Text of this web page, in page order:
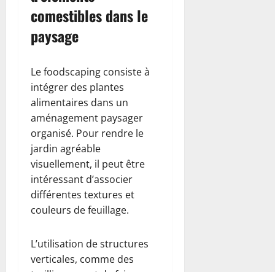
comestibles dans le
paysage
Le foodscaping consiste à
intégrer des plantes
alimentaires dans un
aménagement paysager
organisé. Pour rendre le
jardin agréable
visuellement, il peut être
intéressant d’associer
différentes textures et
couleurs de feuillage.
L’utilisation de structures
verticales, comme des